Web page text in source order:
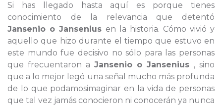
Si has llegado hasta aquí es porque tienes
conocimiento de la relevancia que detentó
Jansenio o Jansenius en la historia. Cómo vivió y
aquello que hizo durante el tiempo que estuvo en
este mundo fue decisivo no sólo para las personas
que frecuentaron a Jansenio o Jansenius , sino
que a lo mejor legó una señal mucho más profunda
de lo que podamosimaginar en la vida de personas
que tal vez jamás conocieron ni conocerán ya nunca